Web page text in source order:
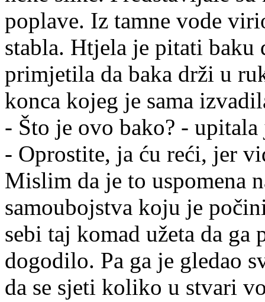
poplave. Iz tamne vode
stabla. Htjela je pitati baku
primjetila da baka drži u
konca kojeg je sama
- Što je ovo bako? - upitala
- Oprostite, ja ću reći, jer
Mislim da je to uspomena
samoubojstva koju je
sebi taj komad užeta da ga
dogodilo. Pa ga je gledao
da se sjeti koliko u stvari